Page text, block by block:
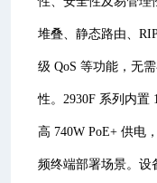
堆叠、静态路由、
级 QoS 等功能，无
性。2930F 系列内置
高 740W PoE+ 供电
频终端部署场景。设